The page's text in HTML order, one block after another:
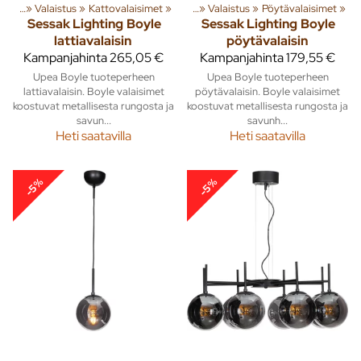
‪»Valaistus‪» Kattovalaisimet‪»
Sessak Lighting Boyle
lattiavalaisin
Kampanjahinta265,05 €
Upea Boyle tuoteperheen
lattiavalaisin. Boyle valaisimet
koostuvat metallisesta rungosta ja
savun...
Heti saatavilla
Tuoteryhmiä ja tuotteita‪»Sisusta‪»Valaistus‪» Pöytävalaisimet‪»
Sessak Lighting Boyle
pöytävalaisin
Kampanjahinta179,55 €
Upea Boyle tuoteperheen
pöytävalaisin. Boyle valaisimet
koostuvat metallisesta rungosta ja
savunh...
Heti saatavilla
-5% -5%